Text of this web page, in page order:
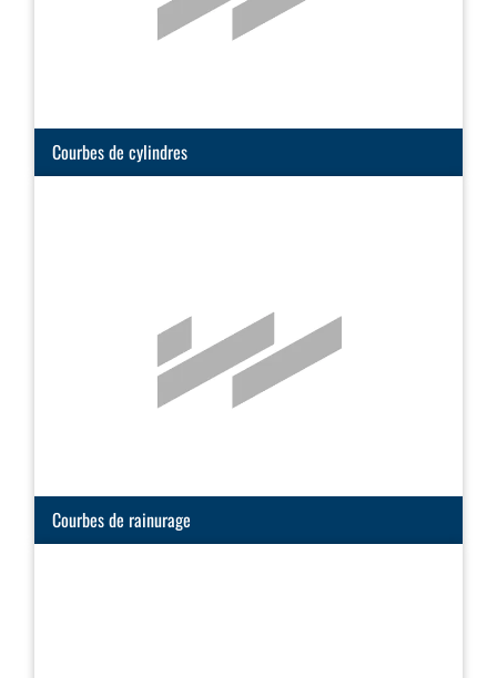
Courbes de cylindres
Courbes de rainurage